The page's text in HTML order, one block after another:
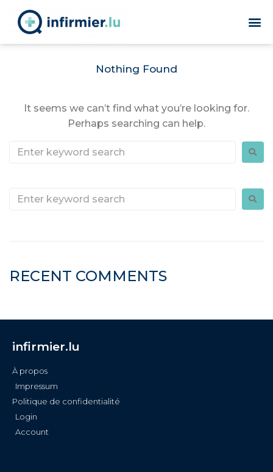
Nothing Found
It seems we can’t find what you’re looking for.
Perhaps searching can help.
RECENT COMMENTS
infirmier.lu
À propos
Impressum
Politique de confidentialité
Login
Account